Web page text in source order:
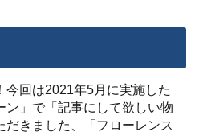
今回は2021年5月に実施した
ン」で「記事にして欲しい物
きました、「フローレンス